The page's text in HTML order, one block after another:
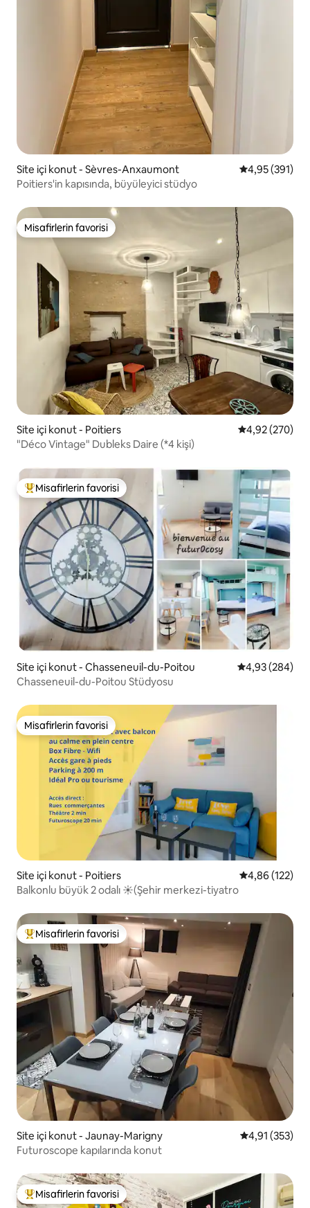
Site içi konut - Sèvres-Anxaumont 5 üzerinden
4,95 (391)
Poitiers'in kapısında, büyüleyici stüdyo
Misafirlerin favorisi
Misafirlerin favorisi
Site içi konut - Poitiers 5 üzerinden
4,92 (270)
"Déco Vintage" Dubleks Daire (*4 kişi)
Misafirlerin favorilerinden en beğenilenler arasında
Misafirlerin favorisi
Site içi konut - Chasseneuil-du-Poitou 5 üzerinden
4,93 (284)
Chasseneuil-du-Poitou Stüdyosu
Misafirlerin favorisi
Misafirlerin favorisi
Site içi konut - Poitiers 5 üzerinden
4,86 (122)
Balkonlu büyük 2 odalı ☀(Şehir merkezi-tiyatro
Misafirlerin favorilerinden en beğenilenler arasında
Misafirlerin favorisi
Site içi konut - Jaunay-Marigny 5 üzerinden
4,91 (353)
Futuroscope kapılarında konut
Misafirlerin favorilerinden en beğenilenler arasında
Misafirlerin favorisi